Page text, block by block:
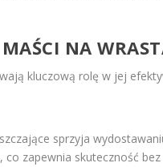
NA
kluczową rolę w jej
sprzyja
zapewnia skuteczność